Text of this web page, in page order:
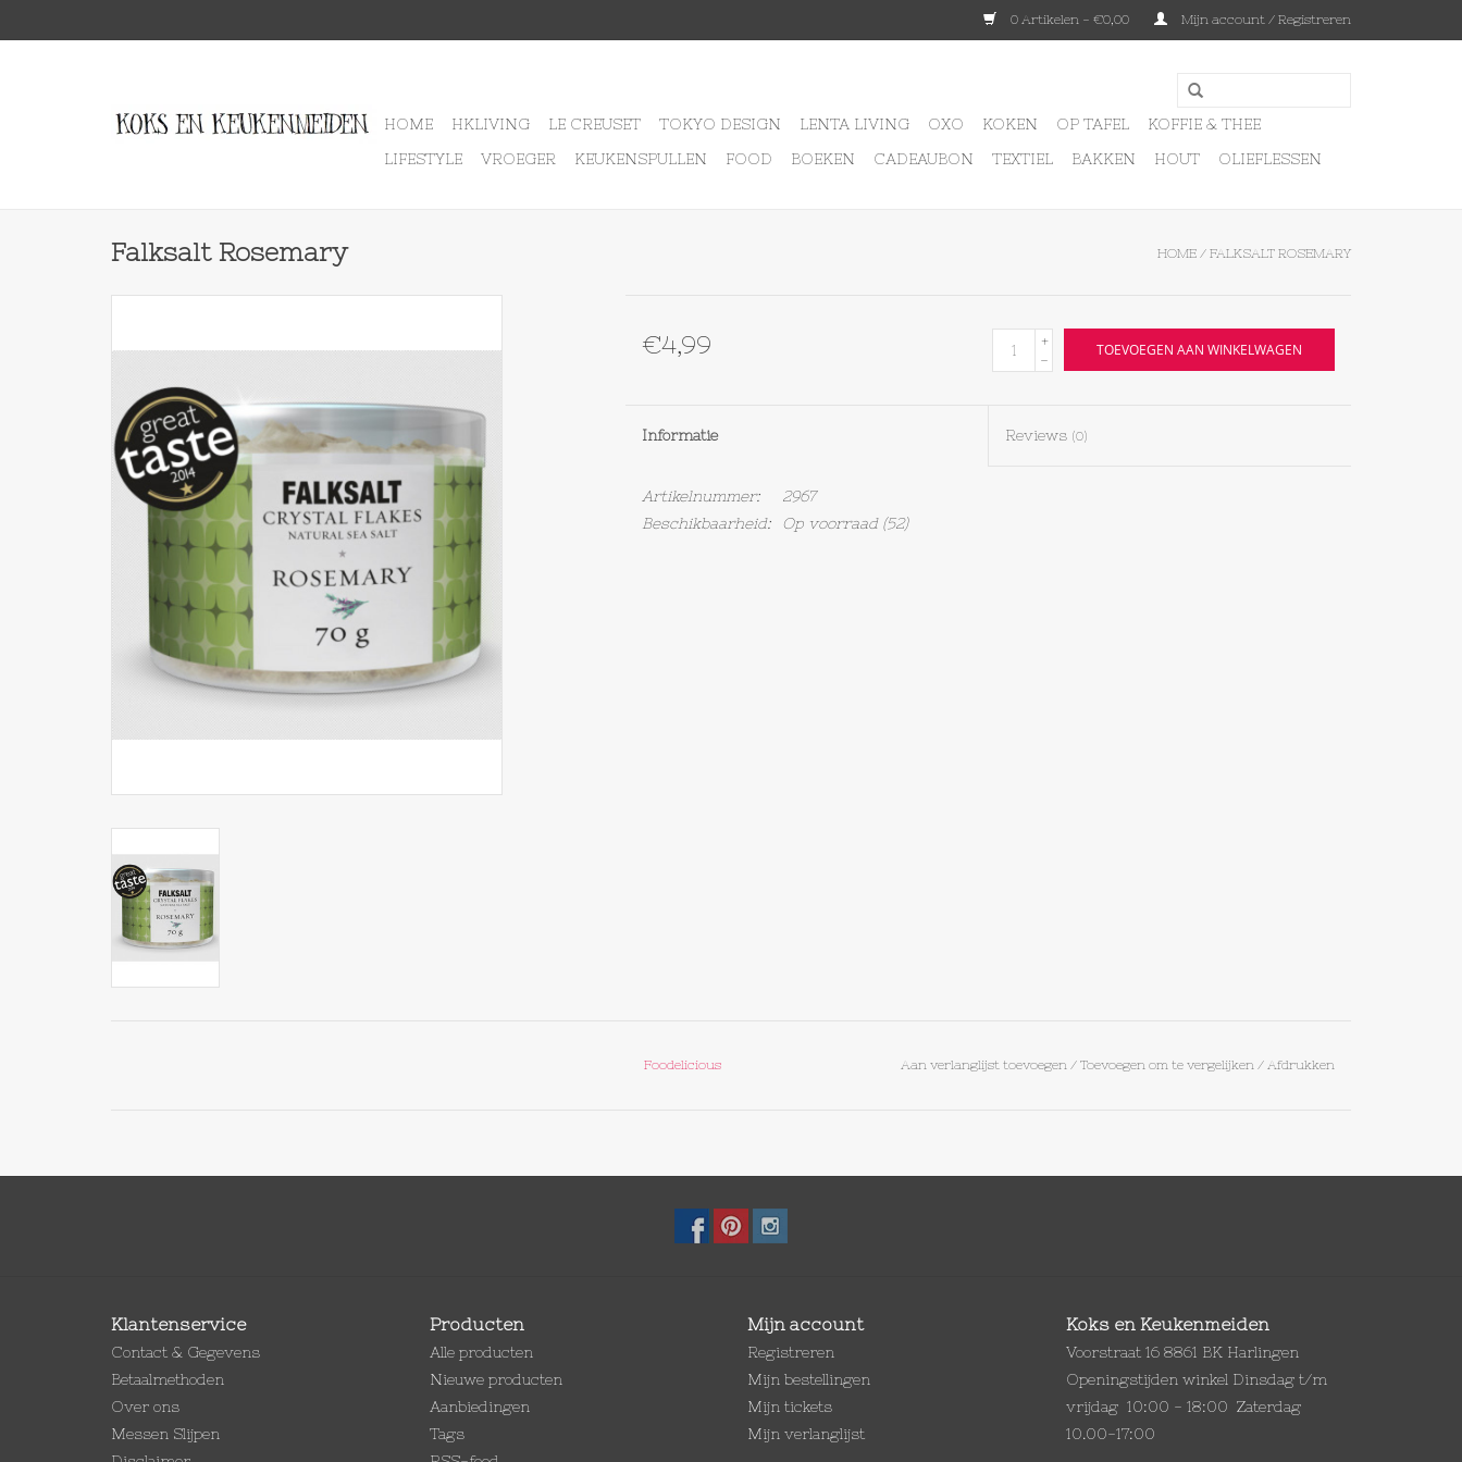
0 Artikelen - €0,00 Mijn account / Registreren
HOME HKLIVING LE CREUSET TOKYO DESIGN LENTA LIVING OXO KOKEN OP TAFEL
KOFFIE & THEE
LIFESTYLE
VROEGER KEUKENSPULLEN FOOD BOEKEN CADEAUBON TEXTIEL BAKKEN HOUT OLIEFLESSEN
Falksalt Rosemary HOME / FALKSALT ROSEMARY
€4,99
+
-
TOEVOEGEN AAN WINKELWAGEN
Informatie Reviews (0)
Artikelnummer:
2967
Beschikbaarheid:
Op voorraad(52)
Foodelicious Aan verlanglijst toevoegen / Toevoegen om te vergelijken / Afdrukken
Klantenservice
Contact & Gegevens
Betaalmethoden
Over ons
Messen Slijpen
Producten
Alle producten
Nieuwe producten
Aanbiedingen
Tags
Mijn account
Registreren
Mijn bestellingen
Mijn tickets
Mijn verlanglijst
Koks en Keukenmeiden
Voorstraat 16 8861 BK Harlingen
Openingstijden winkel Dinsdag t/m
vrijdag 10:00 - 18:00 Zaterdag
10.00-17:00